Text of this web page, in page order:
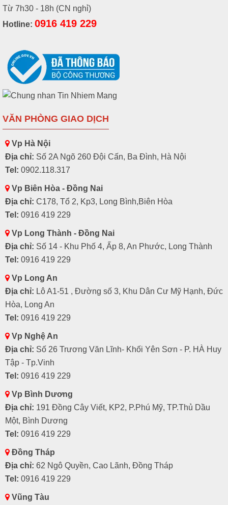
Từ 7h30 - 18h (CN nghỉ)
Hotline: 0916 419 229
VĂN PHÒNG GIAO DỊCH
Vp Hà Nội
Địa chỉ: Số 2A Ngõ 260 Đội Cấn, Ba Đình, Hà Nội
Tel: 0902.118.317
Vp Biên Hòa - Đồng Nai
Địa chỉ: C178, Tổ 2, Kp3, Long Bình,Biên Hòa
Tel: 0916 419 229
Vp Long Thành - Đồng Nai
Địa chỉ: Số 14 - Khu Phố 4, Ấp 8, An Phước, Long Thành
Tel: 0916 419 229
Vp Long An
Địa chỉ: Lô A1-51 , Đường số 3, Khu Dân Cư Mỹ Hạnh, Đức
Hòa, Long An
Tel: 0916 419 229
Vp Nghệ An
Địa chỉ: Số 26 Trương Văn Lĩnh- Khối Yên Sơn - P. HÀ Huy
Tập - Tp.Vinh
Tel: 0916 419 229
Vp Bình Dương
Địa chỉ: 191 Đồng Cây Viết, KP2, P.Phú Mỹ, TP.Thủ Dầu
Một, Bình Dương
Tel: 0916 419 229
Đồng Tháp
Địa chỉ: 62 Ngô Quyền, Cao Lãnh, Đồng Tháp
Tel: 0916 419 229
Vũng Tàu